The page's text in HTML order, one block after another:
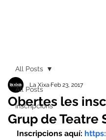
All Posts
Inscripcions
All Posts
Obertes les
Grup de Teatre
La Xixa Feb 23, 2017
Inscripcions aquí: